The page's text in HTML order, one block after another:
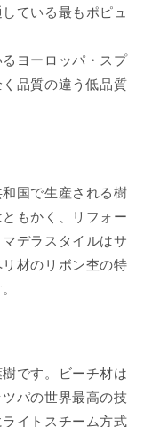
ている最もポピュ
ヨーロッパ・スプ
品質の違う低品質
国で生産される樹
もかく、リフォー
デラスタイルはサ
材のリボン杢の特
です。ビーチ材は
パの世界最高の技
イトスチーム方式